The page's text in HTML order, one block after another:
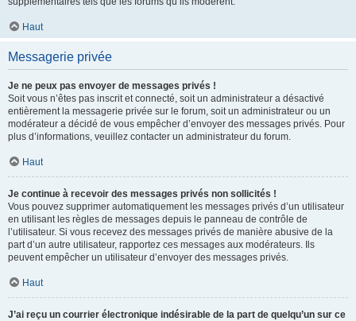
Haut
Messagerie privée
Je ne peux pas envoyer de messages privés !
Soit vous n’êtes pas inscrit et connecté, soit un administrateur a désactivé
entièrement la messagerie privée sur le forum, soit un administrateur ou un
modérateur a décidé de vous empêcher d’envoyer des messages privés. Pour
plus d’informations, veuillez contacter un administrateur du forum.
Haut
Je continue à recevoir des messages privés non sollicités !
Vous pouvez supprimer automatiquement les messages privés d’un utilisateur
en utilisant les règles de messages depuis le panneau de contrôle de
l’utilisateur. Si vous recevez des messages privés de manière abusive de la
part d’un autre utilisateur, rapportez ces messages aux modérateurs. Ils
peuvent empêcher un utilisateur d’envoyer des messages privés.
Haut
J’ai reçu un courrier électronique indésirable de la part de quelqu’un sur ce